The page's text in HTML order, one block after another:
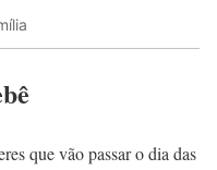
que vão passar o dia das